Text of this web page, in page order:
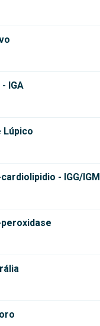
IGA
Lúpico
- IGG/IGM